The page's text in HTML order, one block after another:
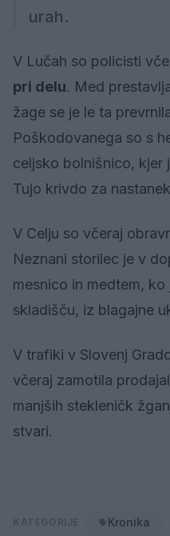
urah.
V Lučah so policisti
pri delu. Med
žage se je le ta
Poškodovanega so s
celjsko bolnišnico, kjer
Tujo krivdo za
V Celju so včeraj
Neznani storilec je v
mesnico in medtem,
skladišču, iz blagajne
V trafiki v Slovenj
včeraj zamotila
manjših stekleničk
stvari.
Kronika